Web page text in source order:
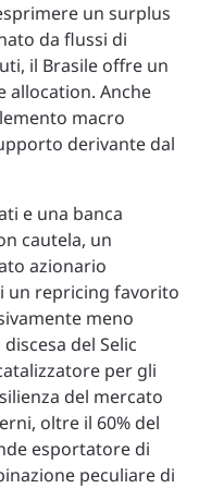
un surplus
da flussi di
il Brasile offre un
allocation. Anche
macro
derivante dal
e una banca
cautela, un
azionario
un repricing favorito
meno
del Selic
per gli
del mercato
oltre il 60% del
esportatore di
peculiare di